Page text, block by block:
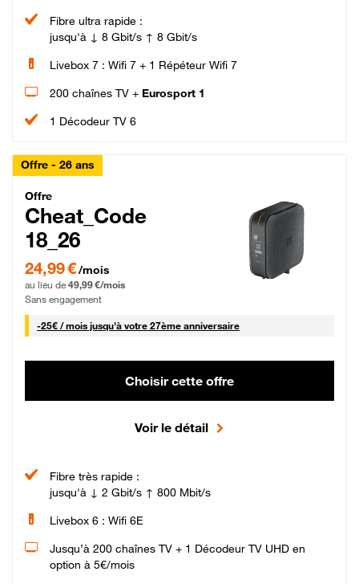
Fibre ultra rapide :
jusqu'à ↓ 8 Gbit/s ↑ 8 Gbit/s
Livebox 7 : Wifi 7 + 1 Répéteur Wifi 7
200 chaînes TV + Eurosport 1
1 Décodeur TV 6
Offre - 26 ans
Cheat_Code Fibre_18_26
Offre
Cheat_Code
18_26
24,99 € par mois pendant 0 mois puis 49,99 € par mois, Sans engagement
24,99 €/mois
au lieu de 49,99 €/mois
Sans engagement
-25€ / mois25 € par mois
jusqu'à votre 27ème anniversaire
Choisir cette offre
Voir le détail
Fibre très rapide :
jusqu'à ↓ 2 Gbit/s ↑ 800 Mbit/s
Livebox 6 : Wifi 6E
Jusqu’à 200 chaînes TV + 1 Décodeur TV UHD en
option à 5€/mois